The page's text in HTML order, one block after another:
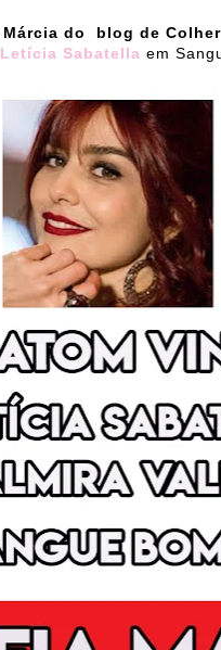
Márcia do blog de
Letícia Sabatella em